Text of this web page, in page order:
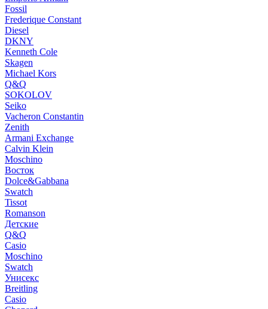
Fossil
Frederique Constant
Diesel
DKNY
Kenneth Cole
Skagen
Michael Kors
Q&Q
SOKOLOV
Seiko
Vacheron Constantin
Zenith
Armani Exchange
Calvin Klein
Moschino
Восток
Dolce&Gabbana
Swatch
Tissot
Romanson
Детские
Q&Q
Casio
Moschino
Swatch
Унисекс
Breitling
Casio